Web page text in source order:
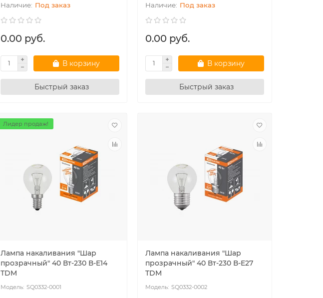
Под заказ
0.00 руб.
В корзину
Быстрый заказ
Под заказ
0.00 руб.
В корзину
Быстрый заказ
Лидер продаж!
Лампа накаливания "Шар
прозрачный" 40 Вт-230 В-Е14
TDM
SQ0332-0001
Лампа накаливания "Шар
прозрачный" 40 Вт-230 В-Е27
TDM
SQ0332-0002